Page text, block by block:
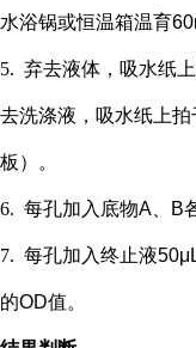
水浴锅或恒温箱温育
5. 弃去液体，吸水纸
去洗涤液，吸水纸上
板）。
6. 每孔加入底物A、B
7. 每孔加入终止液
的OD值。